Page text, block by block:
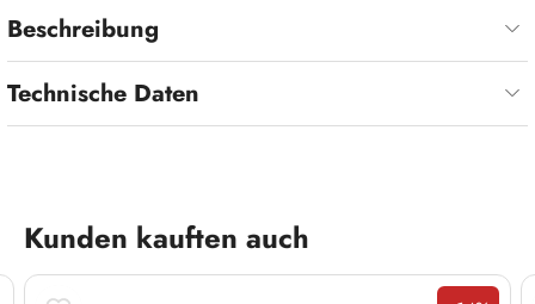
Beschreibung
Technische Daten
Produktgalerie überspringen
Kunden kauften auch